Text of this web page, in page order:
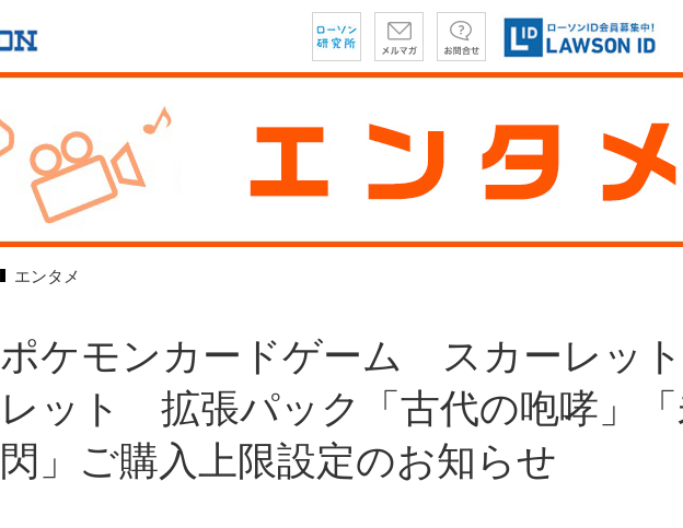
エンタメ
ポケモンカードゲーム スカーレッ
レット 拡張パック「古代の咆哮」
閃」ご購入上限設定のお知らせ